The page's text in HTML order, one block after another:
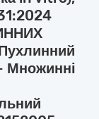
Множинні